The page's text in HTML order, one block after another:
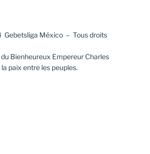
Gebetsliga México – Tous droits
Bienheureux Empereur Charles
paix entre les peuples.